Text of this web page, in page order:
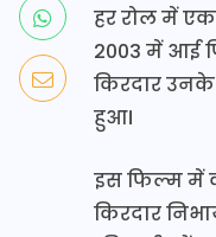
हर रोल में
2003 में आई
किरदार उनके
हुआ।
इस फिल्म में
किरदार